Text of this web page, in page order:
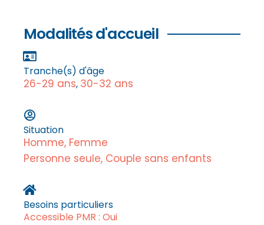
Modalités d'accueil
Tranche(s) d'âge
26-29 ans, 30-32 ans
Situation
Homme, Femme
Personne seule, Couple sans enfants
Besoins particuliers
Accessible PMR : Oui